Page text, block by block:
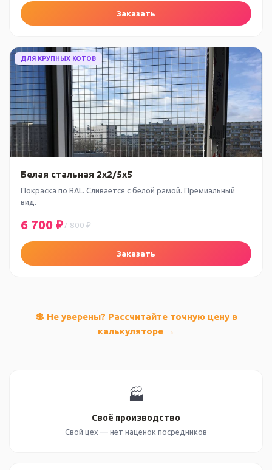
Заказать
ДЛЯ КРУПНЫХ КОТОВ
Белая стальная 2x2/5x5
Покраска по RAL. Сливается с белой рамой. Премиальный
вид.
6 700 ₽7 800 ₽
Заказать
💲 Не уверены? Рассчитайте точную цену в
калькуляторе →
🏭
Своё производство
Свой цех — нет наценок посредников